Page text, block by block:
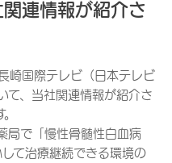
連情報が紹介さ
国際テレビ（日本テレビ
、当社関連情報が紹介さ
局で「慢性骨髄性白血病
て治療継続できる環境の